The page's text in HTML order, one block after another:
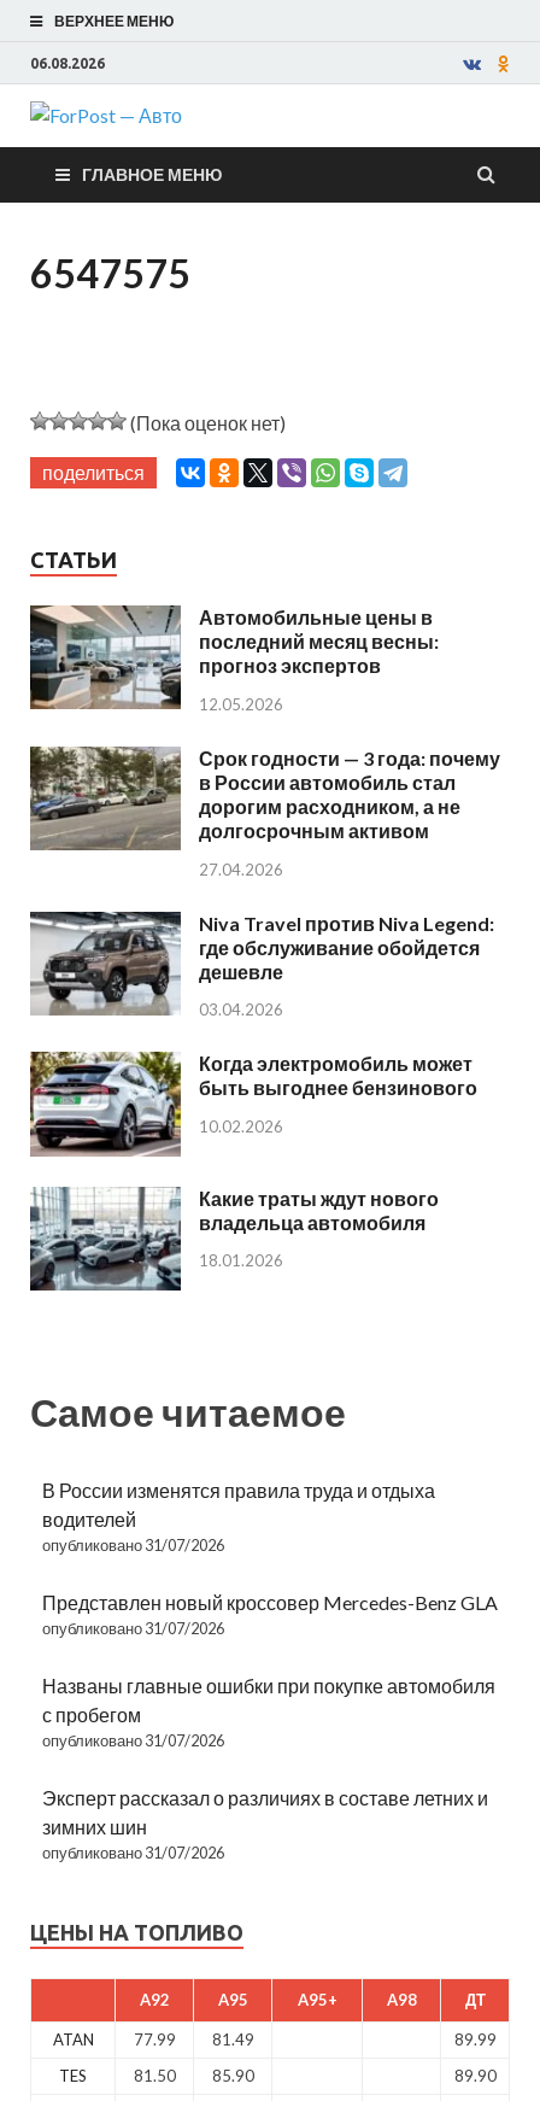
ВЕРХНЕЕ МЕНЮ
06.08.2026
ForPost —
Авто
ГЛАВНОЕ МЕНЮ
6547575
(Пока оценок нет)
поделиться
СТАТЬИ
Автомобильные цены в
последний месяц весны:
прогноз экспертов
12.05.2026
Срок годности — 3 года: почему
в России автомобиль стал
дорогим расходником, а не
долгосрочным активом
27.04.2026
Niva Travel против Niva Legend:
где обслуживание обойдется
дешевле
03.04.2026
Когда электромобиль может
быть выгоднее бензинового
10.02.2026
Какие траты ждут нового
владельца автомобиля
18.01.2026
Самое читаемое
В России изменятся правила труда и отдыха
водителей
опубликовано 31/07/2026
Представлен новый кроссовер Mercedes-Benz GLA
опубликовано 31/07/2026
Названы главные ошибки при покупке автомобиля
с пробегом
опубликовано 31/07/2026
Эксперт рассказал о различиях в составе летних и
зимних шин
опубликовано 31/07/2026
ЦЕНЫ НА ТОПЛИВО
A92 A95 A95+ A98 ДТ
ATAN 77.99 81.49
89.99
TES
81.50 85.90
89.90